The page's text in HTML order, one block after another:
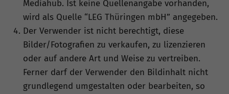
Mediahub. Ist keine Quellenangabe vorhanden,
wird als Quelle “LEG Thüringen mbH” angegeben.
Der Verwender ist nicht berechtigt, diese
Bilder/Fotografien zu verkaufen, zu lizenzieren
oder auf andere Art und Weise zu vertreiben.
Ferner darf der Verwender den Bildinhalt nicht
grundlegend umgestalten oder bearbeiten, so